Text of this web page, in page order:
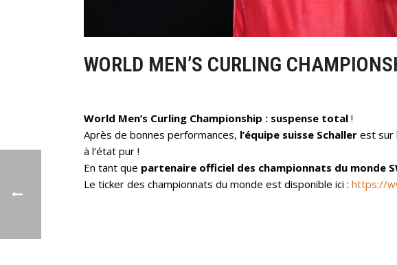
WORLD MEN’S CURLING
World Men’s Curling Championship : suspense total !
Après de bonnes performances, l’équipe suisse Schaller est sur
à l’état pur !
En tant que partenaire officiel des championnats du monde
Le ticker des championnats du monde est disponible ici : https://